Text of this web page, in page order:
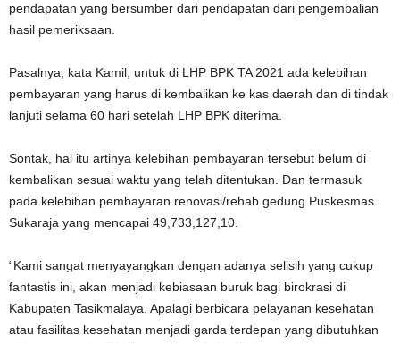
pendapatan yang bersumber dari pendapatan dari pengembalian
hasil pemeriksaan.
Pasalnya, kata Kamil, untuk di LHP BPK TA 2021 ada kelebihan
pembayaran yang harus di kembalikan ke kas daerah dan di tindak
lanjuti selama 60 hari setelah LHP BPK diterima.
Sontak, hal itu artinya kelebihan pembayaran tersebut belum di
kembalikan sesuai waktu yang telah ditentukan. Dan termasuk
pada kelebihan pembayaran renovasi/rehab gedung Puskesmas
Sukaraja yang mencapai 49,733,127,10.
“Kami sangat menyayangkan dengan adanya selisih yang cukup
fantastis ini, akan menjadi kebiasaan buruk bagi birokrasi di
Kabupaten Tasikmalaya. Apalagi berbicara pelayanan kesehatan
atau fasilitas kesehatan menjadi garda terdepan yang dibutuhkan